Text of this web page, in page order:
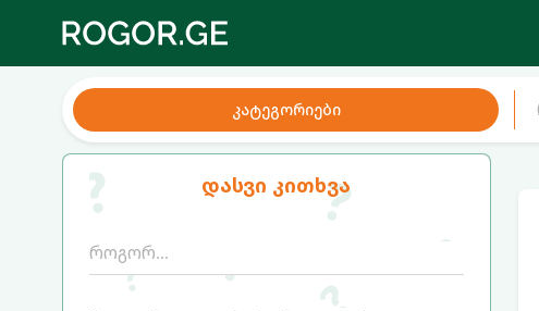
კატეგორიები
დასვი კითხვა